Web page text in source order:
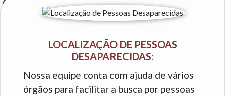
LOCALIZAÇÃO DE PESSOAS
DESAPARECIDAS:
Nossa equipe conta com ajuda de vários
órgãos para facilitar a busca por pessoas